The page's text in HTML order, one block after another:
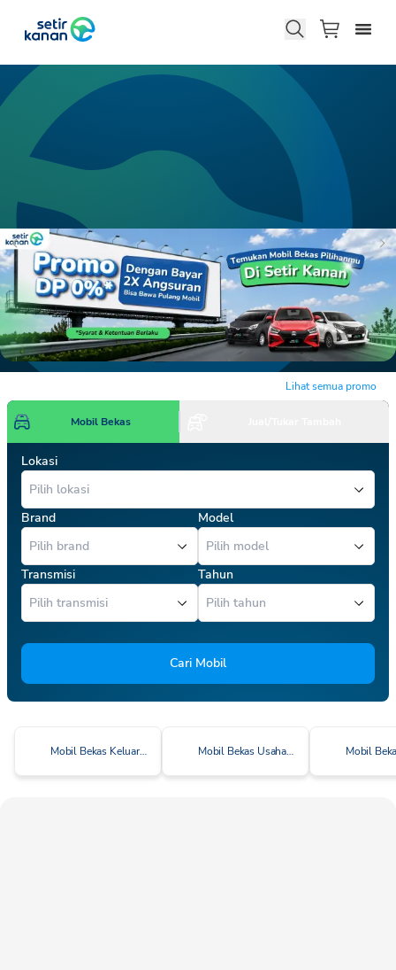
Lihat semua promo
Mobil Bekas
Lokasi
Brand Model
Transmisi Tahun
Cari Mobil
Mobil Bekas Keluarga Cerdas Mobil Bekas Usaha Cerdas